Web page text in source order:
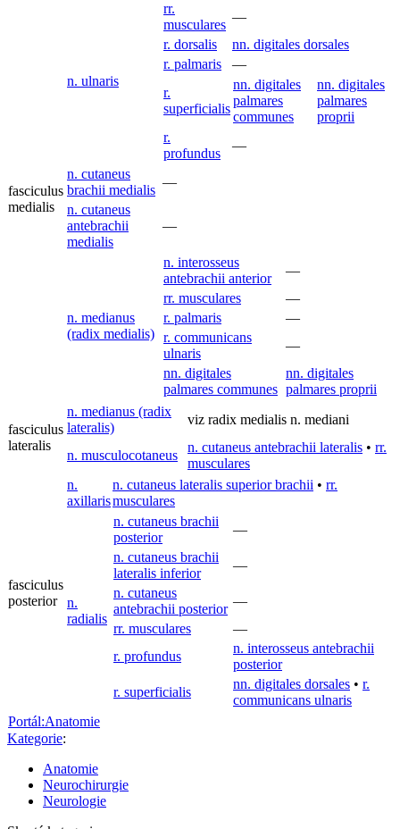
fasciculus
medialis
n. ulnaris
rr.
musculares
—
r. dorsalis
nn. digitales dorsales
r. palmaris
—
r.
superficialis
nn. digitales
palmares
communes
nn. digitales
palmares
proprii
r.
profundus
—
n. cutaneus
brachii medialis
—
n. cutaneus
antebrachii
medialis
—
n. medianus
(radix medialis)
n. interosseus
antebrachii anterior
—
rr. musculares
—
r. palmaris
—
r. communicans
ulnaris
—
nn. digitales
palmares communes
nn. digitales
palmares proprii
fasciculus
lateralis
n. medianus (radix
lateralis)
viz radix medialis n. mediani
n. musculocotaneus
n. cutaneus antebrachii lateralis • rr.
musculares
fasciculus
posterior
n.
axillaris
n. cutaneus lateralis superior brachii • rr.
musculares
n.
radialis
n. cutaneus brachii
posterior
—
n. cutaneus brachii
lateralis inferior
—
n. cutaneus
antebrachii posterior
—
rr. musculares
—
r. profundus
n. interosseus antebrachii
posterior
r. superficialis
nn. digitales dorsales • r.
communicans ulnaris
Portál:Anatomie
Kategorie:
Anatomie
Neurochirurgie
Neurologie